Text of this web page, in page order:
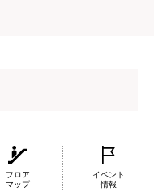
ージで確認
フロア
マップ
イベント
情報